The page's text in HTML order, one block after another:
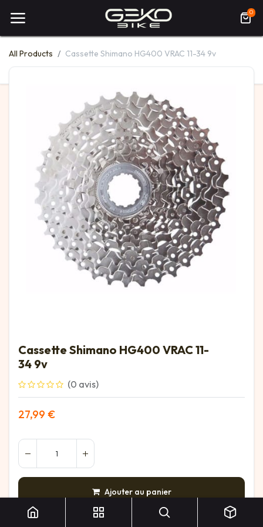
0
All Products Cassette Shimano HG400 VRAC 11-34 9v
Cassette Shimano HG400 VRAC 11-
34 9v
(0 avis)
27,99 €
Ajouter au panier